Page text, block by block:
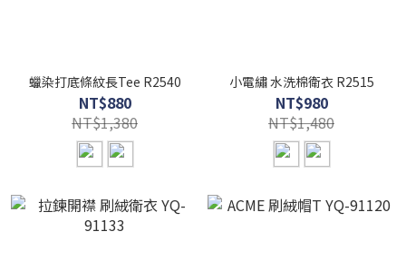
蠟染打底條紋長Tee R2540
NT$880
NT$1,380
小電繡 水洗棉衛衣 R2515
NT$980
NT$1,480